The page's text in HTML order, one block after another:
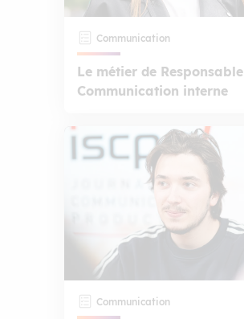
Communication
Le métier de Responsable
Communication interne
Communication